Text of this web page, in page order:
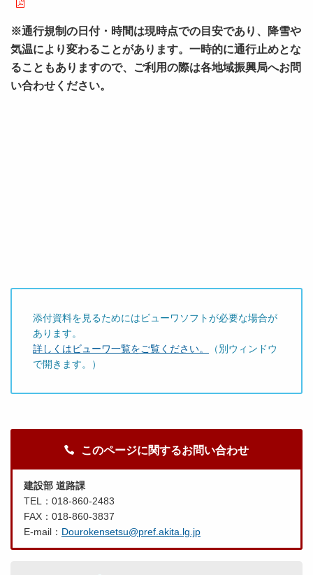
※通行規制の日付・時間は現時点での目安であり、降雪や
気温により変わることがあります。一時的に通行止めとな
ることもありますので、ご利用の際は各地域振興局へお問
い合わせください。
添付資料を見るためにはビューワソフトが必要な場合が
あります。
詳しくはビューワ一覧をご覧ください。
（別ウィンドウ
で開きます。）
このページに関するお問い合わせ
建設部 道路課
TEL：018-860-2483
FAX：018-860-3837
E-mail： Dourokensetsu@pref.akita.lg.jp